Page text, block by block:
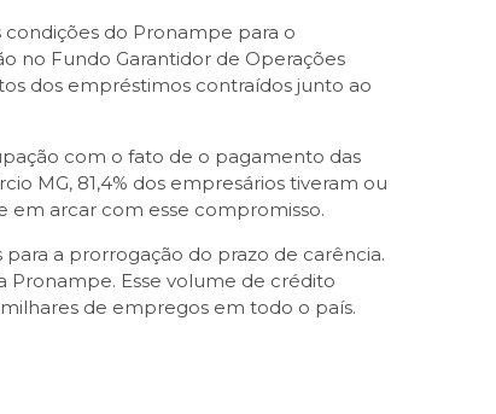
do Pronampe para o
no Fundo Garantidor de Operações
dos empréstimos contraídos junto ao
com o fato de o pagamento das
MG, 81,4% dos empresários tiveram ou
em arcar com esse compromisso.
a prorrogação do prazo de carência.
Pronampe. Esse volume de crédito
de empregos em todo o país.